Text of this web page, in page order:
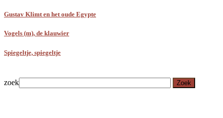
Gustav Klimt en het oude Egypte
Vogels (m), de klauwier
Spiegeltje, spiegeltje
zoek Zoek